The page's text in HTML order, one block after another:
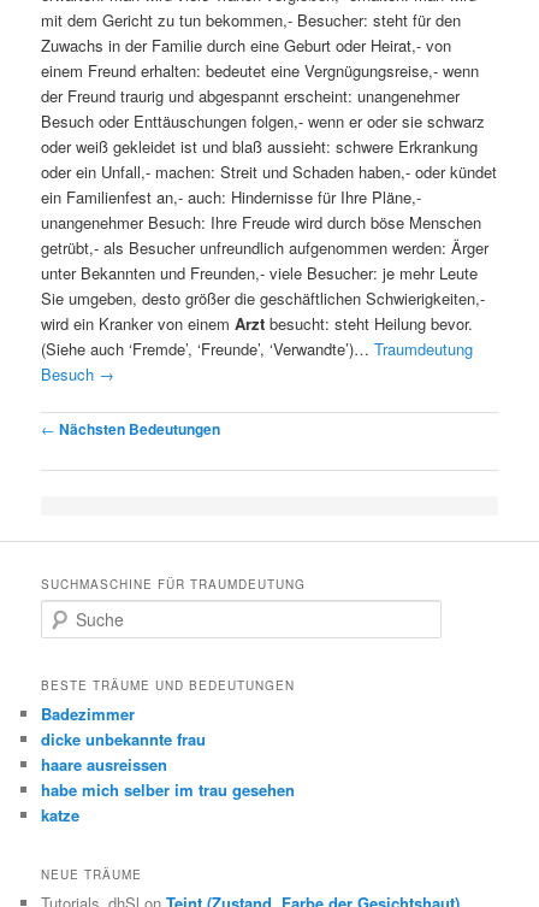
mit dem Gericht zu tun bekommen,- Besucher: steht für den
Zuwachs in der Familie durch eine Geburt oder Heirat,- von
einem Freund erhalten: bedeutet eine Vergnügungsreise,- wenn
der Freund traurig und abgespannt erscheint: unangenehmer
Besuch oder Enttäuschungen folgen,- wenn er oder sie schwarz
oder weiß gekleidet ist und blaß aussieht: schwere Erkrankung
oder ein Unfall,- machen: Streit und Schaden haben,- oder kündet
ein Familienfest an,- auch: Hindernisse für Ihre Pläne,-
unangenehmer Besuch: Ihre Freude wird durch böse Menschen
getrübt,- als Besucher unfreundlich aufgenommen werden: Ärger
unter Bekannten und Freunden,- viele Besucher: je mehr Leute
Sie umgeben, desto größer die geschäftlichen Schwierigkeiten,-
wird ein Kranker von einemArzt besucht: steht Heilung bevor.
(Siehe auch ‘Fremde’, ‘Freunde’, ‘Verwandte’)…Traumdeutung
Besuch →
Post navigation
← Nächsten Bedeutungen
SUCHMASCHINE FÜR TRAUMDEUTUNG
Suche
BESTE TRÄUME UND BEDEUTUNGEN
Badezimmer
dicke unbekannte frau
haare ausreissen
habe mich selber im trau gesehen
katze
NEUE TRÄUME